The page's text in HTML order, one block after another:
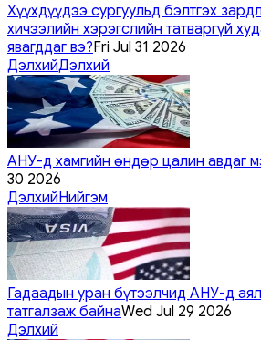
Хүүхдүүдээ сургуульд бэлтгэх
хичээлийн хэрэгслийн татваргүй
явагддаг вэ?Fri Jul 31 2026
ДэлхийДэлхий
АНУ-д хамгийн өндөр цалин авдаг
30 2026
ДэлхийНийгэм
Гадаадын уран бүтээлчид АНУ-д
татгалзаж байнаWed Jul 29 2026
Дэлхий